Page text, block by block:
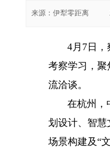
来源： 伊犁零距离
4月7日
考察学习 ，
流洽谈。
在杭州，
划设计、智
场景构建及“